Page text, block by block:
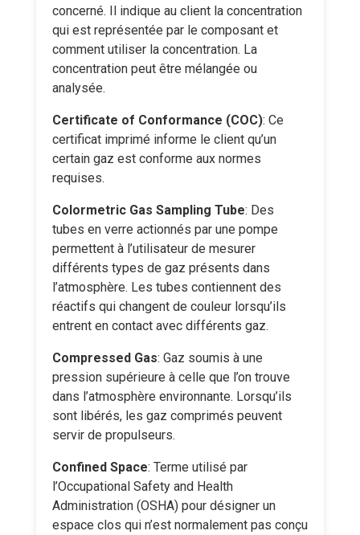
concerné. Il indique au client la concentration
qui est représentée par le composant et
comment utiliser la concentration. La
concentration peut être mélangée ou
analysée.
Certificate of Conformance (COC): Ce
certificat imprimé informe le client qu’un
certain gaz est conforme aux normes
requises.
Colormetric Gas Sampling Tube: Des
tubes en verre actionnés par une pompe
permettent à l’utilisateur de mesurer
différents types de gaz présents dans
l’atmosphère. Les tubes contiennent des
réactifs qui changent de couleur lorsqu’ils
entrent en contact avec différents gaz.
Compressed Gas: Gaz soumis à une
pression supérieure à celle que l’on trouve
dans l’atmosphère environnante. Lorsqu’ils
sont libérés, les gaz comprimés peuvent
servir de propulseurs.
Confined Space: Terme utilisé par
l’Occupational Safety and Health
Administration (OSHA) pour désigner un
espace clos qui n’est normalement pas conçu